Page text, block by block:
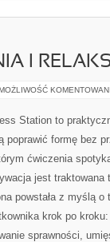
I
Station to
poprawić formę bez
ćwiczenia
jest traktowana
powstała z myślą o
krok po
sprawności,